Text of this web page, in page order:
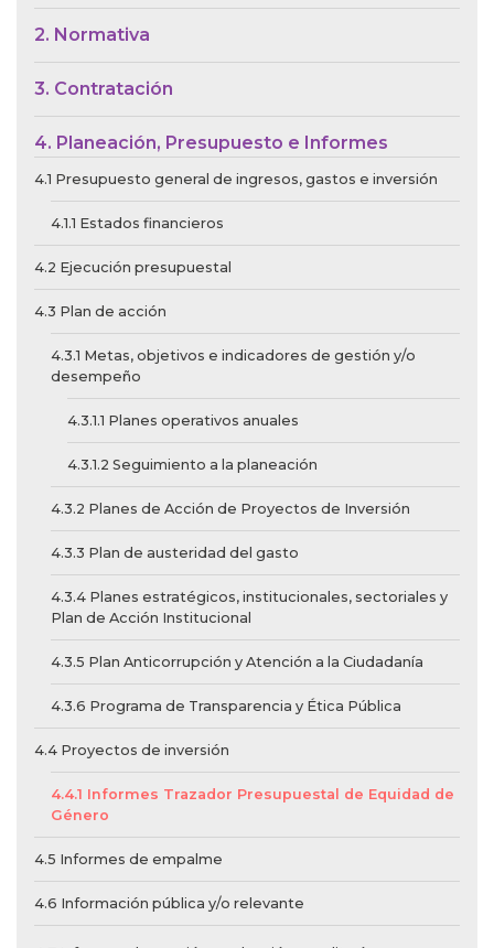
2. Normativa
3. Contratación
4. Planeación, Presupuesto e Informes
4.1 Presupuesto general de ingresos, gastos e inversión
4.1.1 Estados financieros
4.2 Ejecución presupuestal
4.3 Plan de acción
4.3.1 Metas, objetivos e indicadores de gestión y/o
desempeño
4.3.1.1 Planes operativos anuales
4.3.1.2 Seguimiento a la planeación
4.3.2 Planes de Acción de Proyectos de Inversión
4.3.3 Plan de austeridad del gasto
4.3.4 Planes estratégicos, institucionales, sectoriales y
Plan de Acción Institucional
4.3.5 Plan Anticorrupción y Atención a la Ciudadanía
4.3.6 Programa de Transparencia y Ética Pública
4.4 Proyectos de inversión
4.4.1 Informes Trazador Presupuestal de Equidad de
Género
4.5 Informes de empalme
4.6 Información pública y/o relevante